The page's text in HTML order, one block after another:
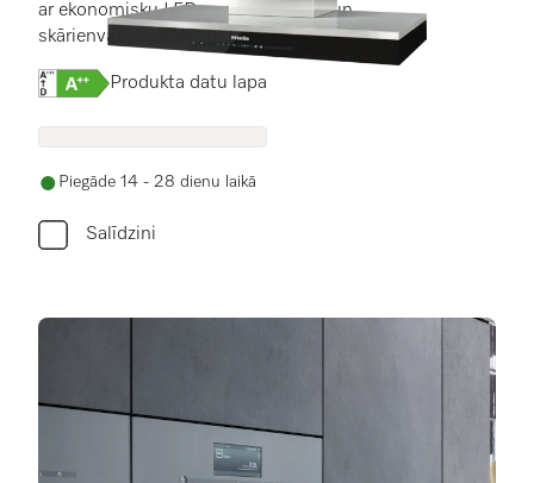
ar ekonomisku LED apgaismojumu un
skārienvadību vienkāršai lietošanai.
Online Label Flag, Energoefektivitātes etiķete
Produkta datu lapa
Piegāde 14 - 28 dienu laikā
Salīdzini